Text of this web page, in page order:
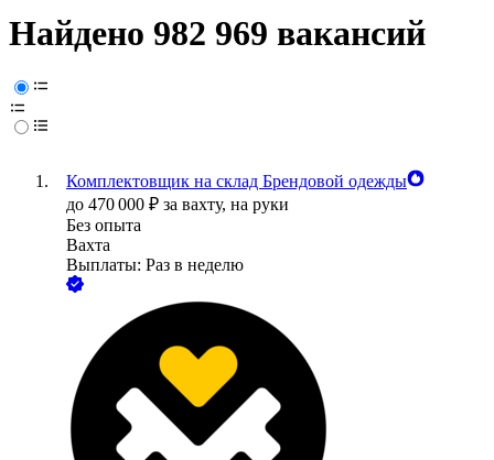
Найдено 982 969 вакансий
Комплектовщик на склад Брендовой одежды
до 470 000 ₽ за вахту, на руки
Без опыта
Вахта
Выплаты: Раз в неделю